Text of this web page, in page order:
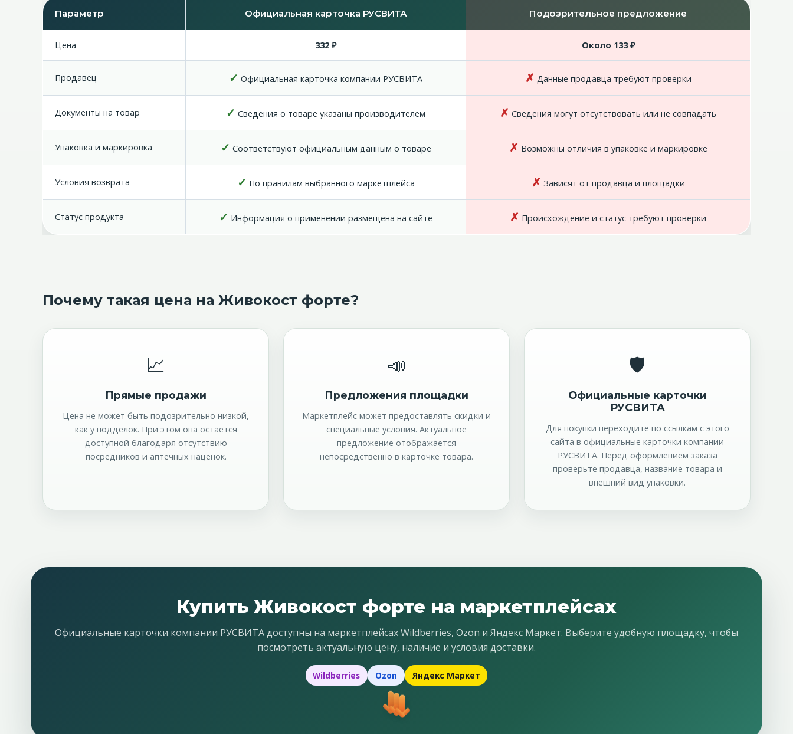
Параметр Официальная карточка РУСВИТА Подозрительное предложение
Цена 332 ₽ Около 133 ₽
Продавец ✓ Официальная карточка компании РУСВИТА ✗ Данные продавца требуют проверки
Документы на товар ✓ Сведения о товаре указаны производителем ✗ Сведения могут отсутствовать или не совпадать
Упаковка и маркировка ✓ Соответствуют официальным данным о товаре ✗ Возможны отличия в упаковке и маркировке
Условия возврата ✓ По правилам выбранного маркетплейса ✗ Зависят от продавца и площадки
Статус продукта ✓ Информация о применении размещена на сайте ✗ Происхождение и статус требуют проверки
Почему такая цена на Живокост форте?
📈
Прямые продажи
Цена не может быть подозрительно низкой,
как у подделок. При этом она остается
доступной благодаря отсутствию
посредников и аптечных наценок.
📣
Предложения площадки
Маркетплейс может предоставлять скидки и
специальные условия. Актуальное
предложение отображается
непосредственно в карточке товара.
🛡
Официальные карточки
РУСВИТА
Для покупки переходите по ссылкам с этого
сайта в официальные карточки компании
РУСВИТА. Перед оформлением заказа
проверьте продавца, название товара и
внешний вид упаковки.
Купить Живокост форте на маркетплейсах
Официальные карточки компании РУСВИТА доступны на маркетплейсах Wildberries, Ozon и Яндекс Маркет. Выберите удобную площадку, чтобы
посмотреть актуальную цену, наличие и условия доставки.
Wildberries Ozon Яндекс Маркет